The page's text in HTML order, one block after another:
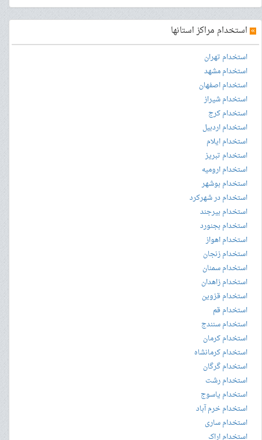
» استخدام مراکز استانها
استخدام تهران
استخدام مشهد
استخدام اصفهان
استخدام شیراز
استخدام کرج
استخدام اردبیل
استخدام ایلام
استخدام تبریز
استخدام ارومیه
استخدام بوشهر
استخدام در شهرکرد
استخدام بیرجند
استخدام بجنورد
استخدام اهواز
استخدام زنجان
استخدام سمنان
استخدام زاهدان
استخدام قزوین
استخدام قم
استخدام سنندج
استخدام کرمان
استخدام کرمانشاه
استخدام گرگان
استخدام رشت
استخدام یاسوج
استخدام خرم آباد
استخدام ساری
استخدام اراک